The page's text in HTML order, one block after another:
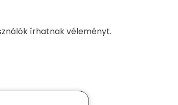
írhatnak véleményt.